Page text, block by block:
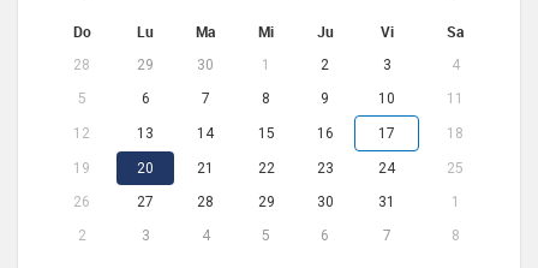
Do Lu Ma Mi Ju Vi Sa
28 29 30 1 2 3
4
5
6 7 8 9 10 11
12 13 14 15 16 17 18
19 20 21 22 23 24
25
26
27 28 29 30 31
1
2
3 4 5 6 7 8